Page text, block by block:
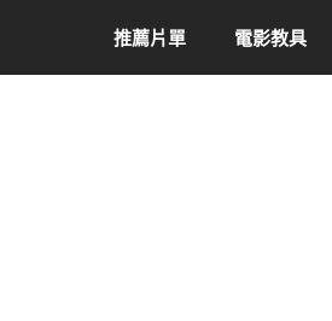
推薦片單 電影教具